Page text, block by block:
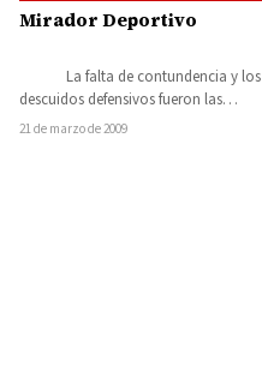
Mirador Deportivo
La falta de contundencia y los
descuidos defensivos fueron las
causas principales para que a la
21 de marzo de 2009